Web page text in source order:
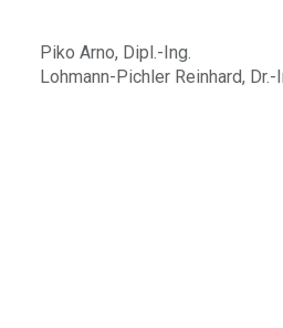
Piko Arno, Dipl.-Ing.
Lohmann-Pichler Reinhard,